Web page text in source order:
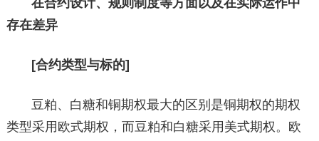
在合约设计、规则制度等方面以及在实际运作中
存在差异
[合约类型与标的]
豆粕、白糖和铜期权最大的区别是铜期权的期权
类型采用欧式期权，而豆粕和白糖采用美式期权。欧